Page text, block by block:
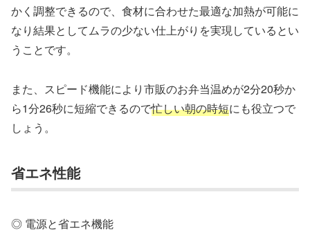
かく調整できるので、食材に合わせた最適な加熱が可能に
なり結果としてムラの少ない仕上がりを実現しているとい
うことです。
また、スピード機能により市販のお弁当温めが2分20秒か
ら1分26秒に短縮できるので忙しい朝の時短にも役立つで
しょう。
省エネ性能
◎ 電源と省エネ機能